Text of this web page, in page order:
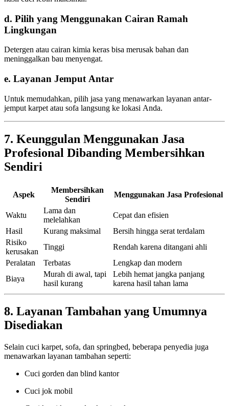
d. Pilih yang Menggunakan Cairan Ramah
Lingkungan
Detergen atau cairan kimia keras bisa merusak bahan dan
meninggalkan bau menyengat.
e. Layanan Jemput Antar
Untuk memudahkan, pilih jasa yang menawarkan layanan antar-
jemput karpet atau sofa langsung ke lokasi Anda.
7. Keunggulan Menggunakan Jasa
Profesional Dibanding Membersihkan
Sendiri
Aspek
Membersihkan
Sendiri
Menggunakan Jasa Profesional
Waktu
Lama dan
melelahkan
Cepat dan efisien
Hasil
Kurang maksimal
Bersih hingga serat terdalam
Risiko
kerusakan
Tinggi
Rendah karena ditangani ahli
Peralatan
Terbatas
Lengkap dan modern
Biaya
Murah di awal, tapi
hasil kurang
Lebih hemat jangka panjang
karena hasil tahan lama
8. Layanan Tambahan yang Umumnya
Disediakan
Selain cuci karpet, sofa, dan springbed, beberapa penyedia juga
menawarkan layanan tambahan seperti:
Cuci gorden dan blind kantor
Cuci jok mobil